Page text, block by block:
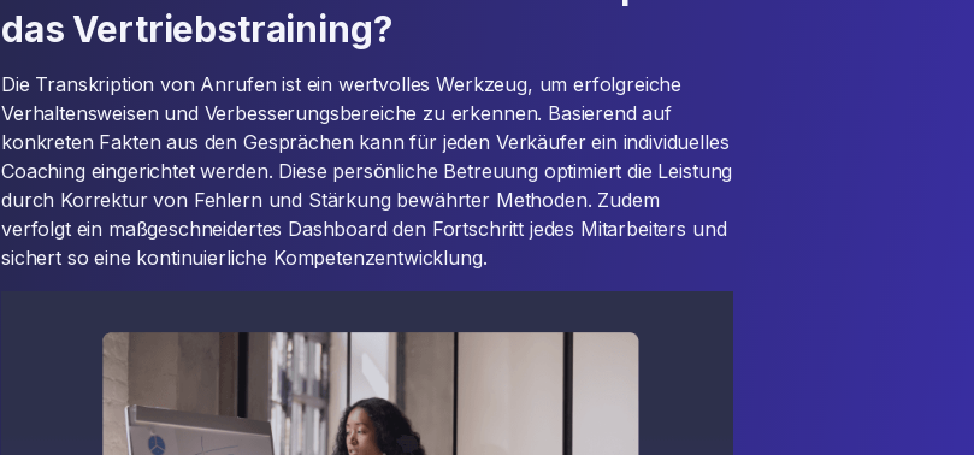
das Vertriebstraining?
Die Transkription von Anrufen ist ein wertvolles Werkzeug, um erfolgreiche
Verhaltensweisen und Verbesserungsbereiche zu erkennen. Basierend auf
konkreten Fakten aus den Gesprächen kann für jeden Verkäufer ein individuelles
Coaching eingerichtet werden. Diese persönliche Betreuung optimiert die Leistung
durch Korrektur von Fehlern und Stärkung bewährter Methoden. Zudem
verfolgt ein maßgeschneidertes Dashboard den Fortschritt jedes Mitarbeiters und
sichert so eine kontinuierliche Kompetenzentwicklung.